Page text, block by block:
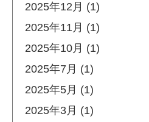
2025年12月 (1)
2025年11月 (1)
2025年10月 (1)
2025年7月 (1)
2025年5月 (1)
2025年3月 (1)